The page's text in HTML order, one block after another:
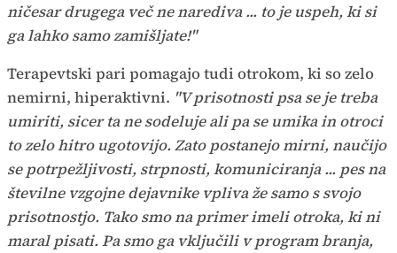
ničesar drugega več ne narediva ... to je uspeh, ki si
ga lahko samo zamišljate!"
Terapevtski pari pomagajo tudi otrokom, ki so zelo
nemirni, hiperaktivni. "V prisotnosti psa se je treba
umiriti, sicer ta ne sodeluje ali pa se umika in otroci
to zelo hitro ugotovijo. Zato postanejo mirni, naučijo
se potrpežljivosti, strpnosti, komuniciranja ... pes na
številne vzgojne dejavnike vpliva že samo s svojo
prisotnostjo. Tako smo na primer imeli otroka, ki ni
maral pisati. Pa smo ga vključili v program branja,